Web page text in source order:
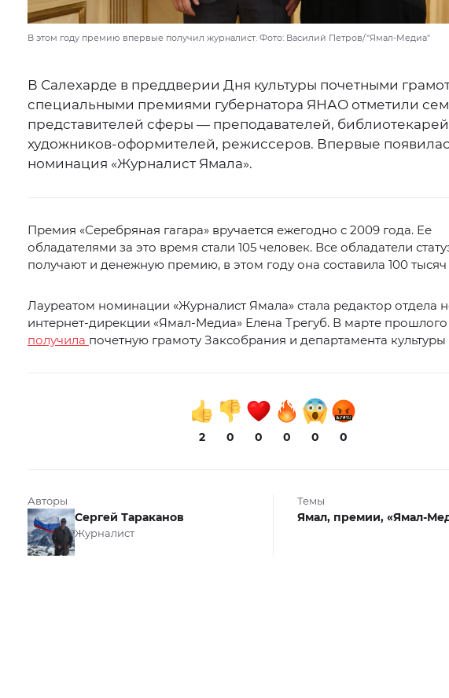
В этом году премию впервые получил журналист. Фото: Василий Петров/"Ямал-Медиа"
В Салехарде в преддверии Дня культуры почетными
специальными премиями губернатора ЯНАО отметили
представителей сферы — преподавателей,
художников-оформителей, режиссеров. Впервые
номинация «Журналист Ямала».
Премия «Серебряная гагара» вручается ежегодно с 2009 года. Ее
обладателями за это время стали 105 человек. Все обладатели
получают и денежную премию, в этом году она составила 100 тысяч
Лауреатом номинации «Журналист Ямала» стала редактор отдела
интернет-дирекции «Ямал-Медиа» Елена Трегуб. В марте
получила почетную грамоту Заксобрания и департамента
2 0 0 0 0 0
Авторы
Сергей Тараканов
Журналист
Темы
Ямал, премии, «Ямал-